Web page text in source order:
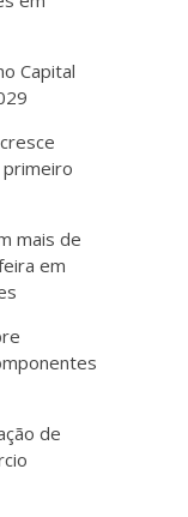
Capital
primeiro
mais de
em
de